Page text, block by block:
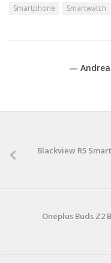
Smartphone
Smartwatch
—
Blackview R5
Oneplus Buds